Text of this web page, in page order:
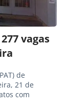
vagas
de
21 de
com